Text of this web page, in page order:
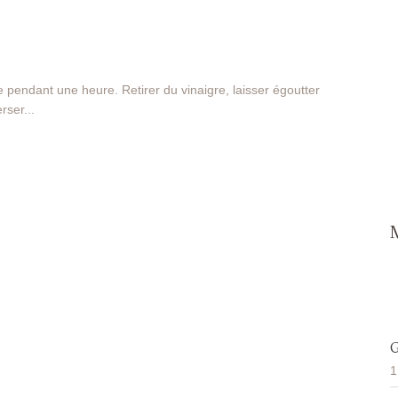
pendant une heure. Retirer du vinaigre, laisser égoutter